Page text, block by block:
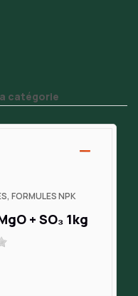
catégorie
FORMULES NPK
+ SO₃ 1kg